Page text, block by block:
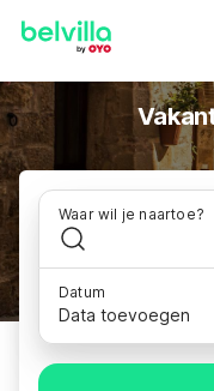
Waar wil je naartoe?
Datum
Data toevoegen